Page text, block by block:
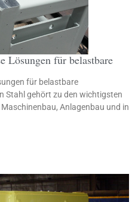
Lösungen für belastbare
für belastbare
Stahl gehört zu den wichtigsten
Anlagenbau und in